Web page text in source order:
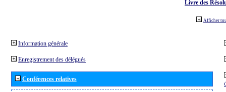
Livre des
Afficher
Information générale
Enregistrement des délégués
Conférences relatives